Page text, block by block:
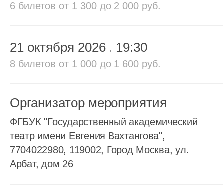
6 билетов от 1 300 до 2 000 руб.
21 октября 2026 , 19:30
8 билетов от 1 000 до 1 600 руб.
Организатор мероприятия
ФГБУК "Государственный академический
театр имени Евгения Вахтангова",
7704022980, 119002, Город Москва, ул.
Арбат, дом 26